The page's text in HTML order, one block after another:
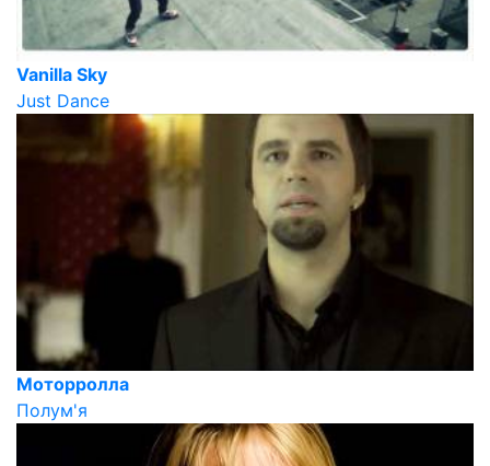
Vanilla Sky
Just Dance
Моторролла
Полум'я